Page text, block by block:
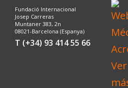
Fundació Internacional
Josep Carreras
Muntaner 383, 2n
08021-Barcelona (Espanya)
T (+34) 93 414 55 66